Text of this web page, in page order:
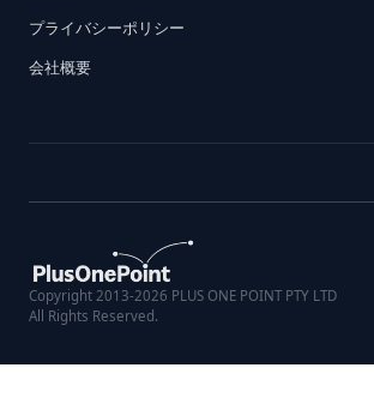
プライバシーポリシー
会社概要
Copyright 2013-2026 PLUS ONE POINT PTY LTD
All Rights Reserved.